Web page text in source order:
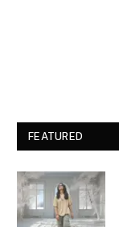
FEATURED